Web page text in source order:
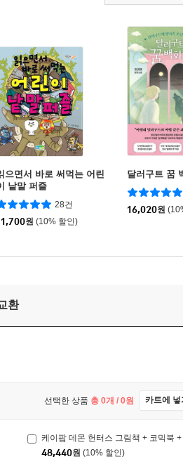
으면서 바로 써먹는 어린
낱말 퍼즐
28건
원 (10% 할인)
달러구트 꿈
16,020원
환
선택한 상품 총 0개 / 0원 카트에 넣
케이팝 데몬 헌터스 그림책 + 코믹북
48,440원 (10% 할인)